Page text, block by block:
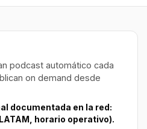
podcast automático cada
on demand desde
documentada en la red:
horario operativo).